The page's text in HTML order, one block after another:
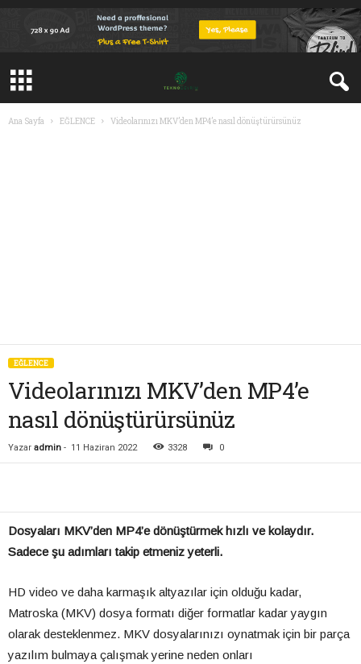
Ana Sayfa EĞLENCE Videolarınızı MKV’den MP4’e nasıl dönüştürürsünüz
EĞLENCE
Videolarınızı MKV’den MP4’e
nasıl dönüştürürsünüz
Yazar admin - 11 Haziran 2022 3328 0
Dosyaları MKV’den MP4’e dönüştürmek hızlı ve kolaydır.
Sadece şu adımları takip etmeniz yeterli.
HD video ve daha karmaşık altyazılar için olduğu kadar,
Matroska (MKV) dosya formatı diğer formatlar kadar yaygın
olarak desteklenmez. MKV dosyalarınızı oynatmak için bir parça
yazılım bulmaya çalışmak yerine neden onları